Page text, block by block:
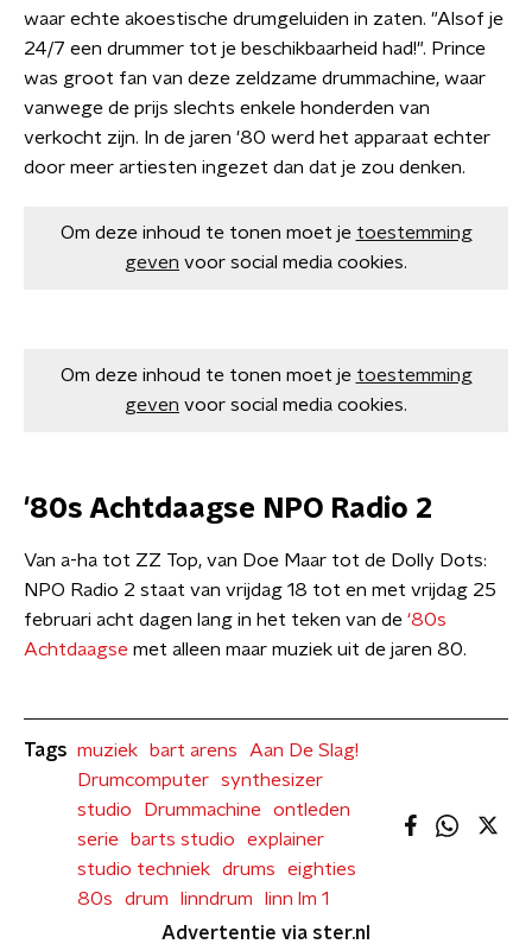
waar echte akoestische drumgeluiden in zaten. "Alsof je
24/7 een drummer tot je beschikbaarheid had!". Prince
was groot fan van deze zeldzame drummachine, waar
vanwege de prijs slechts enkele honderden van
verkocht zijn. In de jaren '80 werd het apparaat echter
door meer artiesten ingezet dan dat je zou denken. ​
Om deze inhoud te tonen moet je toestemming
geven voor social media cookies.
Om deze inhoud te tonen moet je toestemming
geven voor social media cookies.
'80s Achtdaagse NPO Radio 2
Van a-ha tot ZZ Top, van Doe Maar tot de Dolly Dots:
NPO Radio 2 staat van vrijdag 18 tot en met vrijdag 25
februari acht dagen lang in het teken van de ‘80s
Achtdaagse met alleen maar muziek uit de jaren 80.
Tags muziek bart arens
Aan De Slag!
Drumcomputer
synthesizer
studio
Drummachine
ontleden
serie
barts studio
explainer
studio techniek
drums
eighties
80s
drum linndrum
linn lm 1
Advertentie via ster.nl